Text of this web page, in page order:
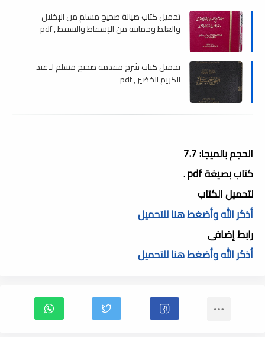
تحميل كتاب صيانة صحيح مسلم من الإخلال
والغلط وحمايته من الإسقاط والسقط , pdf
تحميل كتاب شرح مقدمة صحيح مسلم لـ عبد
الكريم الخضير , pdf
الحجم بالميجا: 7.7
كتاب بصيغة pdf .
لتحميل الكتاب
أذكر الله وأضغط هنا للتحميل
رابط إضافى
أذكر الله وأضغط هنا للتحميل